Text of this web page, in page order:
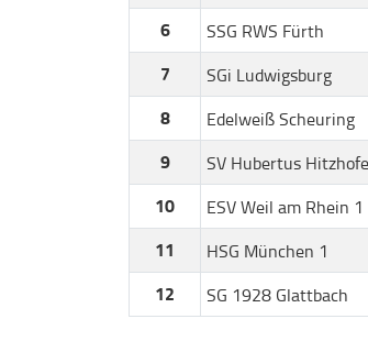
6 SSG RWS Fürth
7 SGi Ludwigsburg
8 Edelweiß Scheuring
9 SV Hubertus
10 ESV Weil am Rhein 1
11 HSG München 1
12 SG 1928 Glattbach